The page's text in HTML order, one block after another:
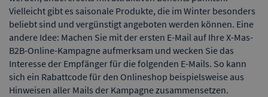
Vielleicht gibt es saisonale Produkte, die im Winter besonders
beliebt sind und vergünstigt angeboten werden können. Eine
andere Idee: Machen Sie mit der ersten E-Mail auf Ihre X-Mas-
B2B-Online-Kampagne aufmerksam und wecken Sie das
Interesse der Empfänger für die folgenden E-Mails. So kann
sich ein Rabattcode für den Onlineshop beispielsweise aus
Hinweisen aller Mails der Kampagne zusammensetzen.